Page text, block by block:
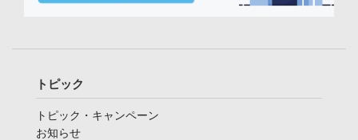
トピック
トピック・キャンペーン
お知らせ